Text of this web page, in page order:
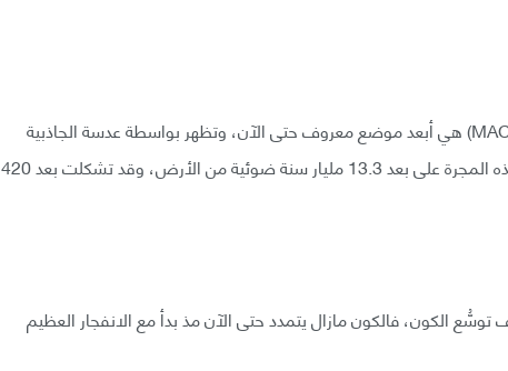
تُظهرُ هذه النظرة عن قرب المجرة (MACS0647-JD) هي أبعد موضع معروف حتى الآن، وتظهر بواسطة عدسة الجاذبية
التي التقطها تلسكوب هابل الفضائي، وتقع هذه المجرة على بعد 13.3 مليار سنة ضوئية من الأرض، وقد تشكلت بعد 420
الكون، فالكون مازال يتمدد حتى الآن مذ بدأ مع الانفجار العظيم